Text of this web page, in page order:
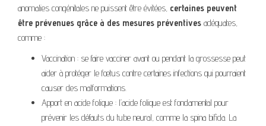
anomalies congénitales ne puissent être évitées, certaines peuvent
être prévenues grâce à des mesures préventives adéquates,
comme :
Vaccination : se faire vacciner avant ou pendant la grossesse peut
aider à protéger le fœtus contre certaines infections qui pourraient
causer des malformations.
Apport en acide folique : l’acide folique est fondamental pour
prévenir les défauts du tube neural, comme la spina bifida. La